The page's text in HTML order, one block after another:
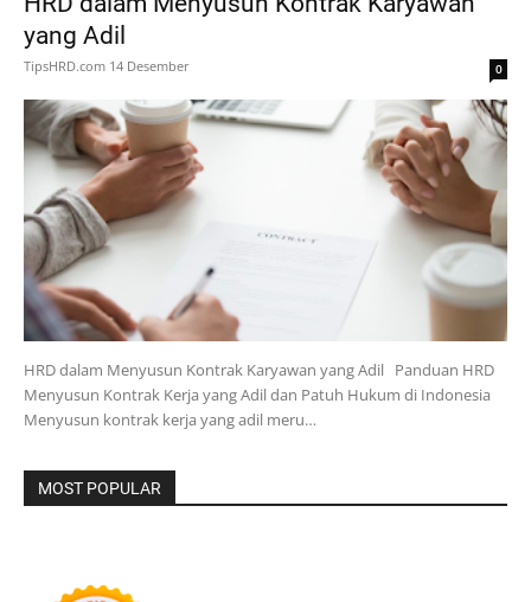
yang Adil
TipsHRD.com 14 Desember 0
HRD dalam Menyusun Kontrak Karyawan yang Adil Panduan HRD
Menyusun Kontrak Kerja yang Adil dan Patuh Hukum di Indonesia
Menyusun kontrak kerja yang adil meru…
MOST POPULAR